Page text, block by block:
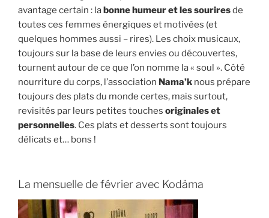
avantage certain : labonne humeur et les souriresde
toutes ces femmes énergiques et motivées (et
quelques hommes aussi – rires). Les choix musicaux,
toujours sur la base de leurs envies ou découvertes,
tournent autour de ce que l’on nomme la « soul ». Côté
nourriture du corps, l’association Nama’k nous prépare
toujours des plats du monde certes, mais surtout,
revisités par leurs petites touches originales et
personnelles. Ces plats et desserts sont toujours
délicats et… bons !
La mensuelle de février avec Kodäma